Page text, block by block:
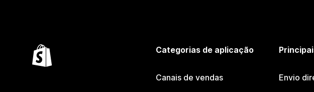
Categorias de aplicação
Canais de vendas Envio